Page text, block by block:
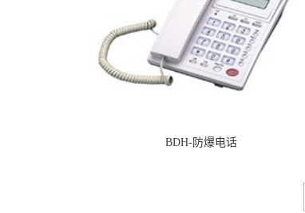
BDH-防爆电话